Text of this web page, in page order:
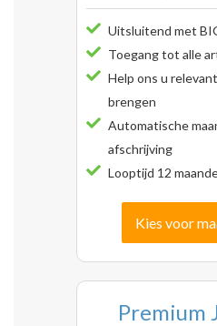
Uitsluitend met
Toegang tot alle
Help ons u
brengen
Automatische
afschrijving
Looptijd 12
Kies voor
Premium